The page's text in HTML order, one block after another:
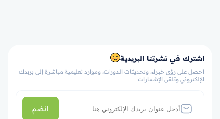
اشترك في نشرتنا البريدية
احصل على رؤى خبراء، وتحديثات الدورات، وموارد تعليمية مباشرة إلى بريدك
الإلكتروني وتلقى الإشعارات
انضم